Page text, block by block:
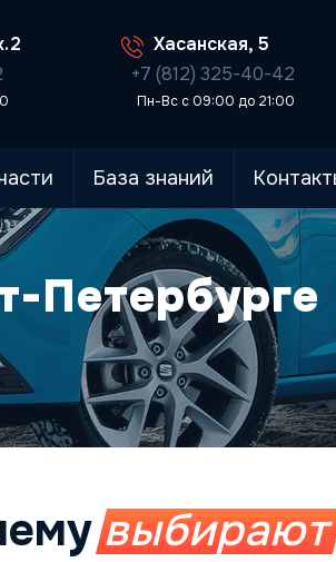
Хасанская, 5
+7 (812) 325-40-42
Пн-Вс с 09:00 до 21:00
База знаний
Петербурге